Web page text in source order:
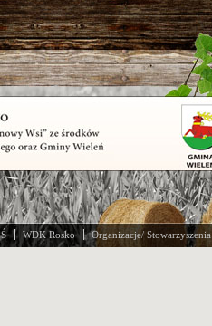
WDK Rosko Organizacje/ Stowarzyszenia